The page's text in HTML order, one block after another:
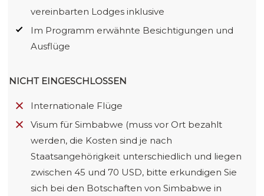
vereinbarten Lodges inklusive
Im Programm erwähnte Besichtigungen und
Ausflüge
NICHT EINGESCHLOSSEN
Internationale Flüge
Visum für Simbabwe (muss vor Ort bezahlt
werden, die Kosten sind je nach
Staatsangehörigkeit unterschiedlich und liegen
zwischen 45 und 70 USD, bitte erkundigen Sie
sich bei den Botschaften von Simbabwe in